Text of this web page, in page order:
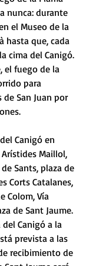
nunca: durante
el Museo de la
hasta que, cada
cima del Canigó.
el fuego de la
para
de San Juan por
Canigó en
Arístides Maillol,
Sants, plaza de
Corts Catalanes,
Colom, Vía
de Sant Jaume.
Canigó a la
prevista a las
recibimiento de